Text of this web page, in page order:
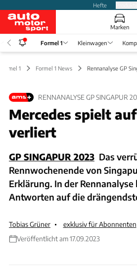
Hefte
Marken
Formel 1 Kleinwagen
Formel 1 Formel 1 News Rennanalyse GP
RENNANALYSE GP SINGAPUR
Mercedes spielt
verliert
GP SINGAPUR 2023 Das
Rennwochenende von
Erklärung. In der
Antworten auf die
Tobias Grüner
exklusiv für Abonnenten
Veröffentlicht am 17.09.2023